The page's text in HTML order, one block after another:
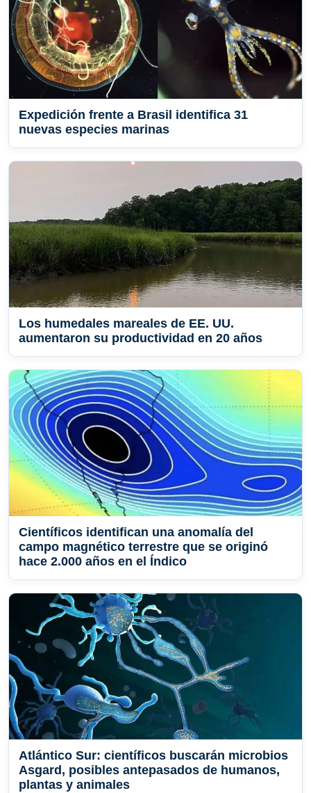
Expedición frente a Brasil identifica 31
nuevas especies marinas
Los humedales mareales de EE. UU.
aumentaron su productividad en 20 años
Científicos identifican una anomalía del
campo magnético terrestre que se originó
hace 2.000 años en el Índico
Atlántico Sur: científicos buscarán microbios
Asgard, posibles antepasados de humanos,
plantas y animales